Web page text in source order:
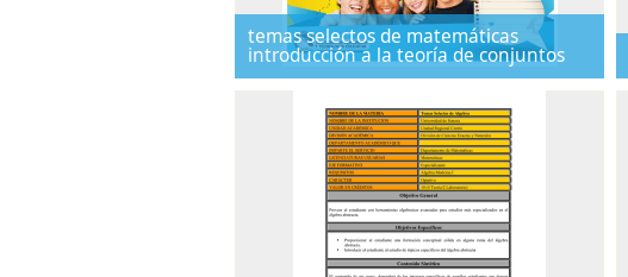
temas selectos de matemáticas
introducción a la teoría de conjuntos